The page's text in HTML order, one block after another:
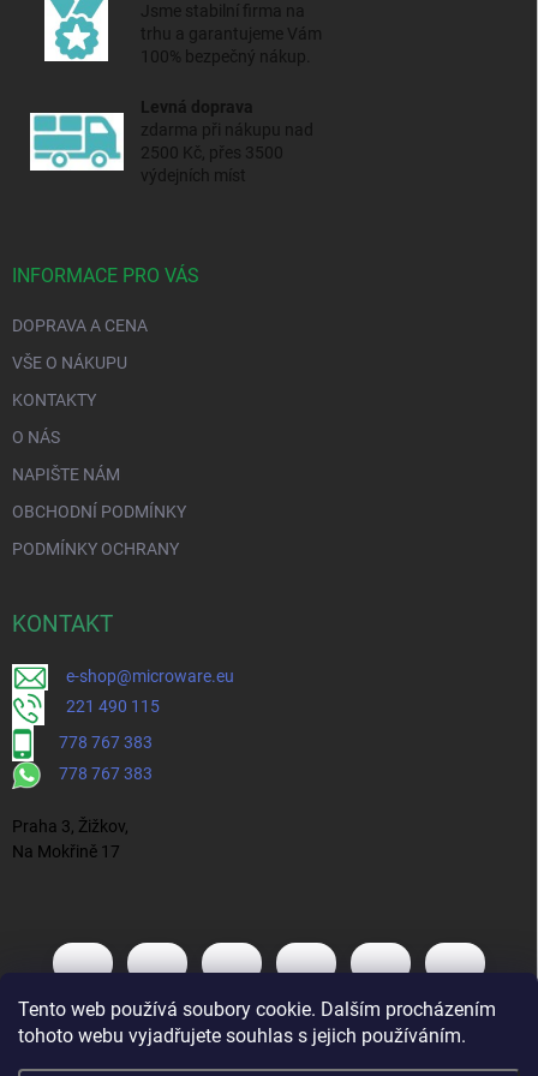
Tento web používá soubory cookie. Dalším procházením
tohoto webu vyjadřujete souhlas s jejich používáním.
Jsme stabilní firma na
trhu a garantujeme Vám
100% bezpečný nákup.
Levná doprava
zdarma při nákupu nad
2500 Kč, přes 3500
výdejních míst
INFORMACE PRO VÁS
DOPRAVA A CENA
VŠE O NÁKUPU
KONTAKTY
O NÁS
NAPIŠTE NÁM
OBCHODNÍ PODMÍNKY
PODMÍNKY OCHRANY
KONTAKT
e-shop@microware.eu
221 490 115
778 767 383
778 767 383
Praha 3, Žižkov,
Na Mokřině 17